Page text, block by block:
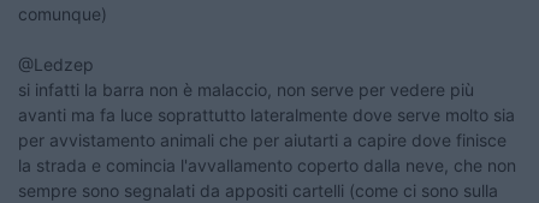
comunque)
@Ledzep
si infatti la barra non è malaccio, non serve per vedere più
avanti ma fa luce soprattutto lateralmente dove serve molto sia
per avvistamento animali che per aiutarti a capire dove finisce
la strada e comincia l'avvallamento coperto dalla neve, che non
sempre sono segnalati da appositi cartelli (come ci sono sulla